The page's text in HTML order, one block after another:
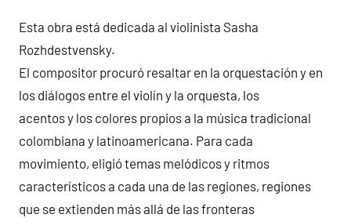
Esta obra está dedicada al violinista Sasha
Rozhdestvensky.
El compositor procuró resaltar en la orquestación y en
los diálogos entre el violín y la orquesta, los
acentos y los colores propios a la música tradicional
colombiana y latinoamericana. Para cada
movimiento, eligió temas melódicos y ritmos
característicos a cada una de las regiones, regiones
que se extienden más allá de las fronteras